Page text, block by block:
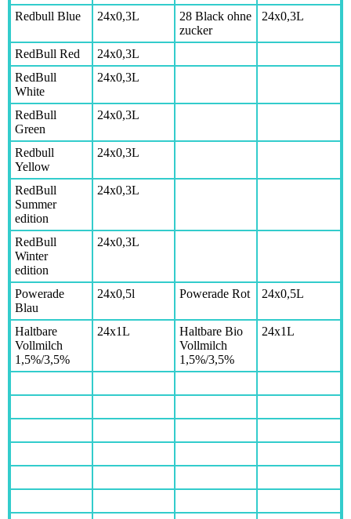
Redbull Blue 24x0,3L
28 Black ohne
zucker
24x0,3L
RedBull Red
24x0,3L
RedBull
White
24x0,3L
RedBull
Green
24x0,3L
Redbull
Yellow
24x0,3L
RedBull
Summer
edition
24x0,3L
RedBull
Winter
edition
24x0,3L
Powerade
Blau
24x0,5l Powerade Rot 24x0,5L
Haltbare
Vollmilch
1,5%/3,5%
24x1L
Haltbare Bio
Vollmilch
1,5%/3,5%
24x1L